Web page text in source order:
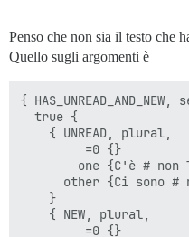
Penso che non sia il testo che
Quello sugli argomenti è
{
  true {
    { UNREAD, plural,
         =0 {}
one {C'è # non
other {Ci sono #
    }
    { NEW, plural,
         =0 {}